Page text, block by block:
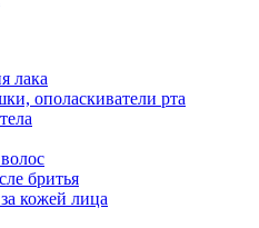
лака
ополаскиватели рта
бритья
кожей лица